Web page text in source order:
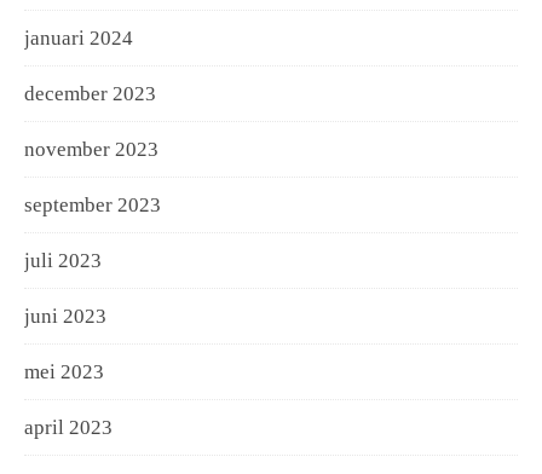
januari 2024
december 2023
november 2023
september 2023
juli 2023
juni 2023
mei 2023
april 2023